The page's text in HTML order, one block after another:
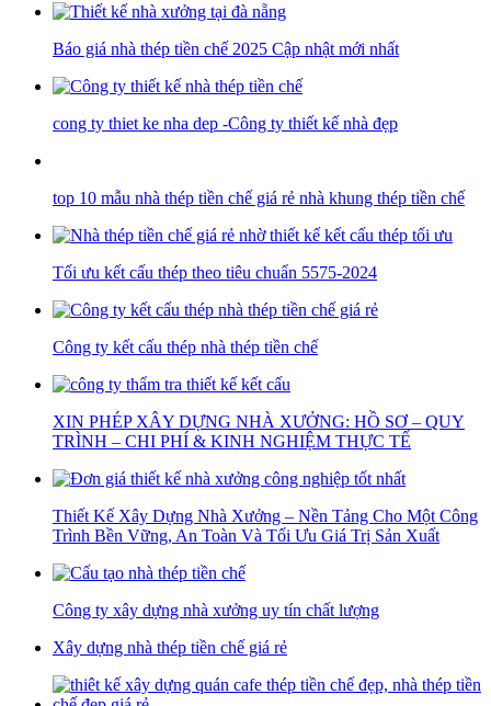
Báo giá nhà thép tiền chế 2025 Cập nhật mới nhất
cong ty thiet ke nha dep -Công ty thiết kế nhà đẹp
top 10 mẫu nhà thép tiền chế giá rẻ nhà khung thép tiền chế
Tối ưu kết cấu thép theo tiêu chuẩn 5575-2024
Công ty kết cấu thép nhà thép tiền chế
XIN PHÉP XÂY DỰNG NHÀ XƯỞNG: HỒ SƠ – QUY
TRÌNH – CHI PHÍ & KINH NGHIỆM THỰC TẾ
Thiết Kế Xây Dựng Nhà Xưởng – Nền Tảng Cho Một Công
Trình Bền Vững, An Toàn Và Tối Ưu Giá Trị Sản Xuất
Công ty xây dựng nhà xưởng uy tín chất lượng
Xây dựng nhà thép tiền chế giá rẻ